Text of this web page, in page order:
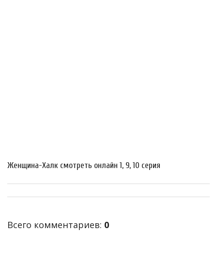
Женщина-Халк смотреть онлайн 1, 9, 10 серия
Всего комментариев: 0